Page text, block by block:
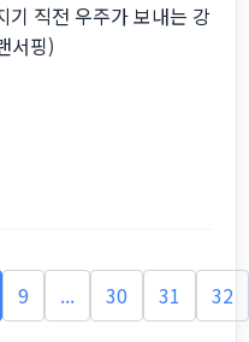
기 직전 우주가 보내는 강
서핑)
9 ... 30 31 32